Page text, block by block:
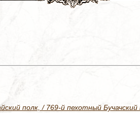
полк, / 769-й пехотный Бучачский